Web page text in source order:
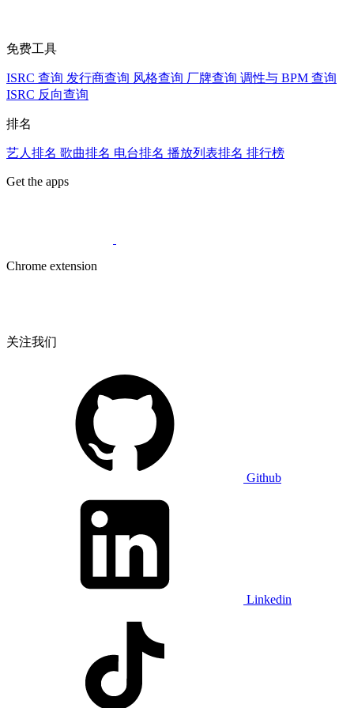
免费工具
ISRC 查询 发行商查询 风格查询 厂牌查询 调性与 BPM 查询
ISRC 反向查询
排名
艺人排名 歌曲排名 电台排名 播放列表排名 排行榜
Get the apps
Chrome extension
关注我们
Github
Linkedin